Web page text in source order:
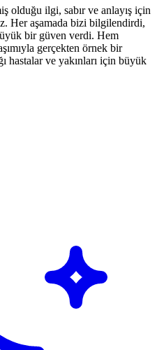
olduğu ilgi, sabır ve anlayış için
Her aşamada bizi bilgilendirdi,
bir güven verdi. Hem
gerçekten örnek bir
hastalar ve yakınları için büyük